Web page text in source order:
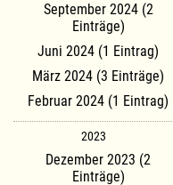
September 2024 (2
Einträge)
Juni 2024 (1 Eintrag)
März 2024 (3 Einträge)
Februar 2024 (1 Eintrag)
2023
Dezember 2023 (2
Einträge)